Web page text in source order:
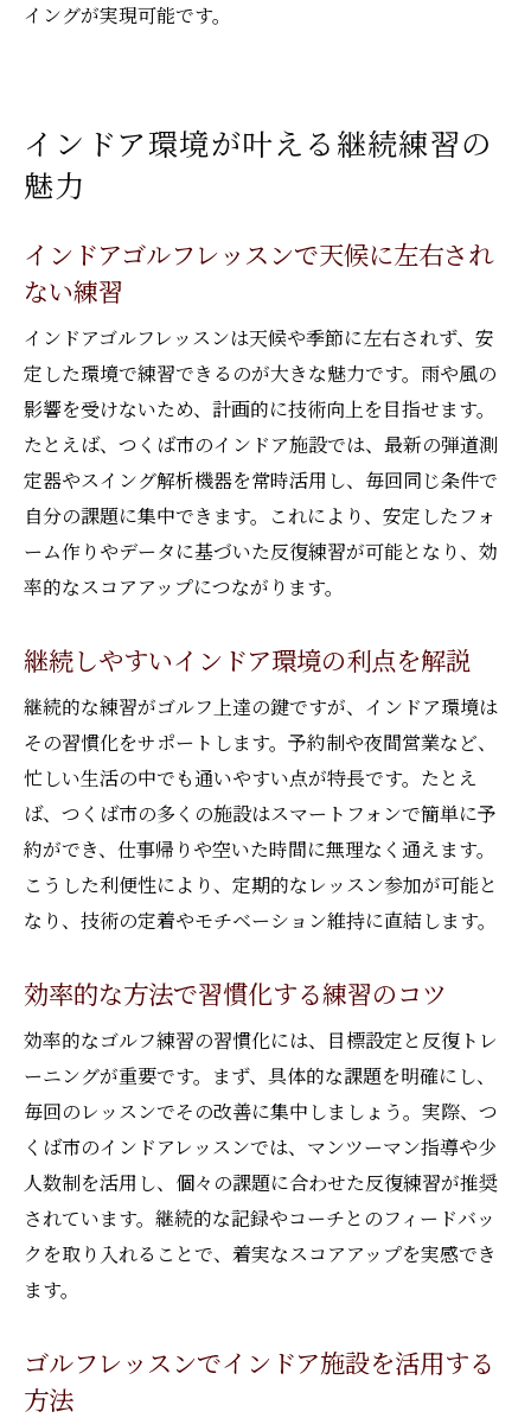
イングが実現可能です。
インドア環境が叶える継続練習の
魅力
インドアゴルフレッスンで天候に左右され
ない練習
インドアゴルフレッスンは天候や季節に左右されず、安
定した環境で練習できるのが大きな魅力です。雨や風の
影響を受けないため、計画的に技術向上を目指せます。
たとえば、つくば市のインドア施設では、最新の弾道測
定器やスイング解析機器を常時活用し、毎回同じ条件で
自分の課題に集中できます。これにより、安定したフォ
ーム作りやデータに基づいた反復練習が可能となり、効
率的なスコアアップにつながります。
継続しやすいインドア環境の利点を解説
継続的な練習がゴルフ上達の鍵ですが、インドア環境は
その習慣化をサポートします。予約制や夜間営業など、
忙しい生活の中でも通いやすい点が特長です。たとえ
ば、つくば市の多くの施設はスマートフォンで簡単に予
約ができ、仕事帰りや空いた時間に無理なく通えます。
こうした利便性により、定期的なレッスン参加が可能と
なり、技術の定着やモチベーション維持に直結します。
効率的な方法で習慣化する練習のコツ
効率的なゴルフ練習の習慣化には、目標設定と反復トレ
ーニングが重要です。まず、具体的な課題を明確にし、
毎回のレッスンでその改善に集中しましょう。実際、つ
くば市のインドアレッスンでは、マンツーマン指導や少
人数制を活用し、個々の課題に合わせた反復練習が推奨
されています。継続的な記録やコーチとのフィードバッ
クを取り入れることで、着実なスコアアップを実感でき
ます。
ゴルフレッスンでインドア施設を活用する
方法